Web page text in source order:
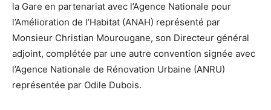
la Gare en partenariat avec l’Agence Nationale pour
l’Amélioration de l’Habitat (ANAH) représenté par
Monsieur Christian Mourougane, son Directeur général
adjoint, complétée par une autre convention signée avec
l’Agence Nationale de Rénovation Urbaine (ANRU)
représentée par Odile Dubois.